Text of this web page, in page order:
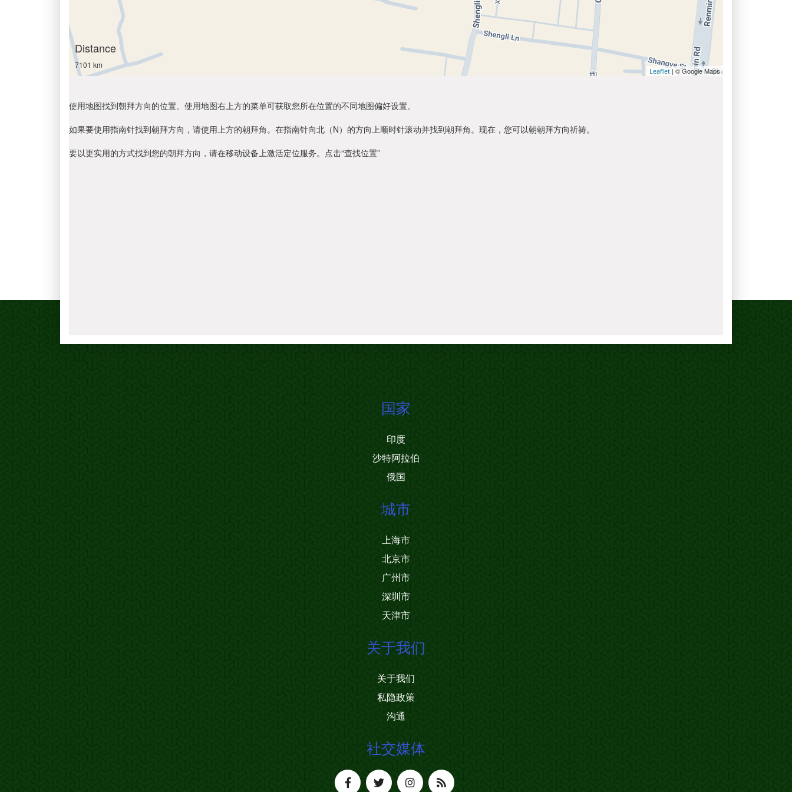
Distance
7101 km
Leaflet| © Google Maps
使用地图找到朝拜方向的位置。使用地图右上方的菜单可获取您所在位置的不同地图偏好设置。
如果要使用指南针找到朝拜方向，请使用上方的朝拜角。在指南针向北（N）的方向上顺时针滚动并找到朝拜角。现在，您可以朝朝拜方向祈祷。
要以更实用的方式找到您的朝拜方向，请在移动设备上激活定位服务。点击“查找位置”
国家
印度
沙特阿拉伯
俄国
城市
上海市
北京市
广州市
深圳市
天津市
关于我们
关于我们
私隐政策
沟通
社交媒体